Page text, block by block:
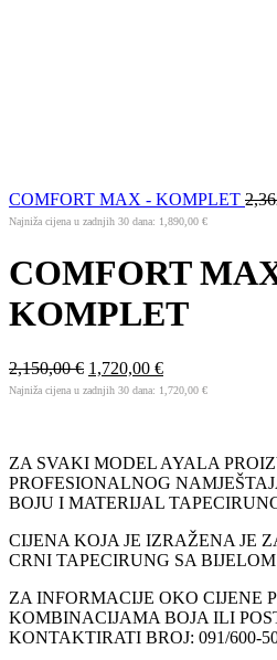
COMFORT MAX - KOMPLET
Najniža cijena u zadnjih 30 dana: 1,890,00 €
COMFORT
KOMPLET
2,150,00€ 1,720,00 €
Najniža cijena u zadnjih 30 dana: 1,720,00 €
ZA SVAKI MODEL AYALA
PROFESIONALNOG
BOJU I MATERIJAL
CIJENA KOJA JE IZRAŽENA JE
CRNI TAPECIRUNG SA
ZA INFORMACIJE OKO CIJENE
KOMBINACIJAMA BOJA ILI
KONTAKTIRATI BROJ: 091/600-